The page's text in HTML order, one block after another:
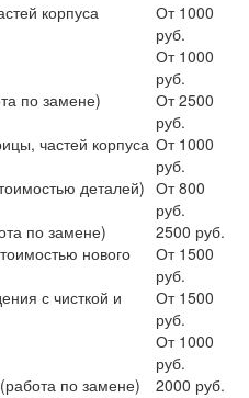
корпуса
От 1000
руб.
От 1000
руб.
по замене)
От 2500
руб.
частей корпуса От 1000
руб.
деталей) От 800
руб.
по замене)
2500 руб.
нового
От 1500
руб.
с чисткой и
От 1500
руб.
От 1000
руб.
по замене)
2000 руб.